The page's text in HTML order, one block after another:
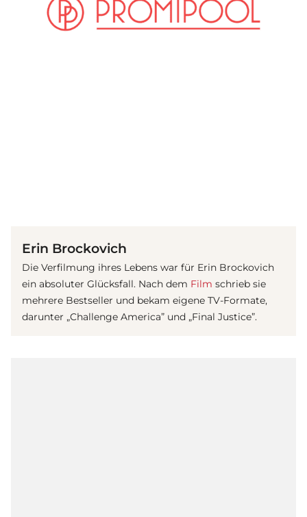
Erin Brockovich
Die Verfilmung ihres Lebens war für Erin Brockovich
ein absoluter Glücksfall. Nach dem Film schrieb sie
mehrere Bestseller und bekam eigene TV-Formate,
darunter „Challenge America” und „Final Justice”.